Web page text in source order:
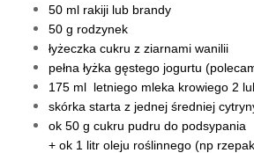
50 ml rakiji lub brandy
50 g rodzynek
łyżeczka cukru z ziarnami wanilii
pełna łyżka gęstego jogurtu
175 ml letniego mleka krowiego 2
skórka starta z jednej średniej
ok 50 g cukru pudru do podsypania
+ ok 1 litr oleju roślinnego (np